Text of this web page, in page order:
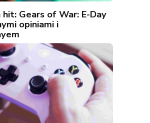
hit: Gears of War: E-Day
opiniami i